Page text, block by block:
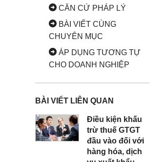
9. Phương pháp tính thuế giá trị gia
tăng trong doanh nghiệp tư nhân
CĂN CỨ PHÁP LÝ
BÀI VIẾT CÙNG
CHUYÊN MỤC
ÁP DỤNG TƯƠNG TỰ
CHO DOANH NGHIỆP
BÀI VIẾT LIÊN QUAN
Điều kiện khấu
trừ thuế GTGT
đầu vào đối với
hàng hóa, dịch